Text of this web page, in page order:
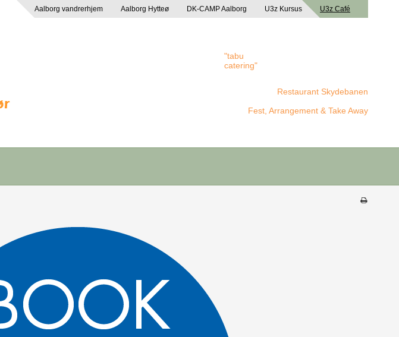
Aalborg vandrerhjem Aalborg Hytteø DK-CAMP Aalborg U3z Kursus U3z Café
Restaurant Skydebanen
"tabu
catering"
Fest, Arrangement & Take Away